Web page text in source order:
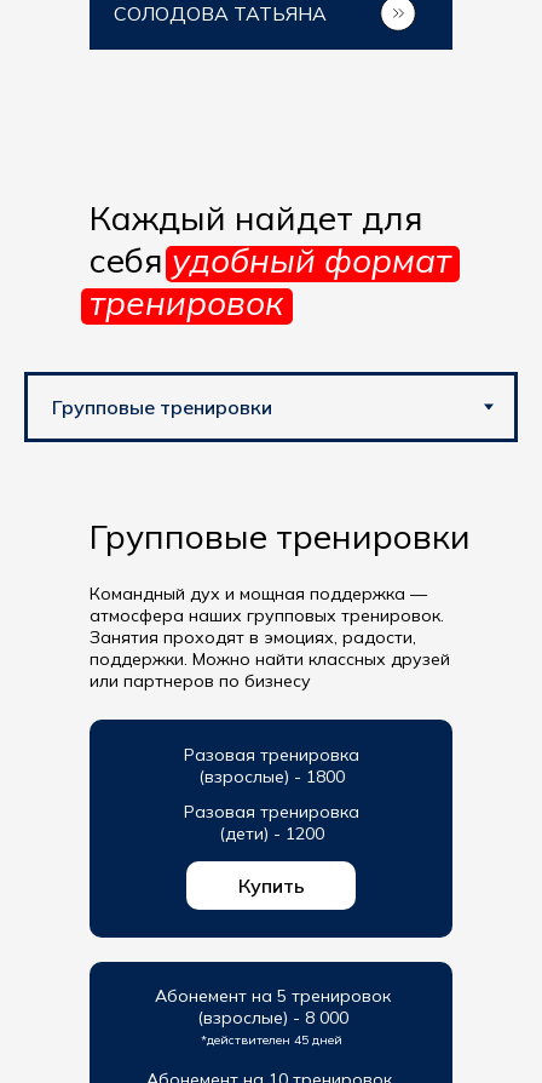
СОЛОДОВА ТАТЬЯНА
Каждый найдет для
себяудобный формат
тренировок
Командный дух и мощная поддержка —
атмосфера наших групповых тренировок.
Занятия проходят в эмоциях, радости,
поддержки. Можно найти классных друзей
или партнеров по бизнесу
Групповые тренировки
Разовая тренировка
(взрослые) - 1800
Купить
Разовая тренировка
(дети) - 1200
Абонемент на 5 тренировок
(взрослые) - 8 000
*действителен 45 дней